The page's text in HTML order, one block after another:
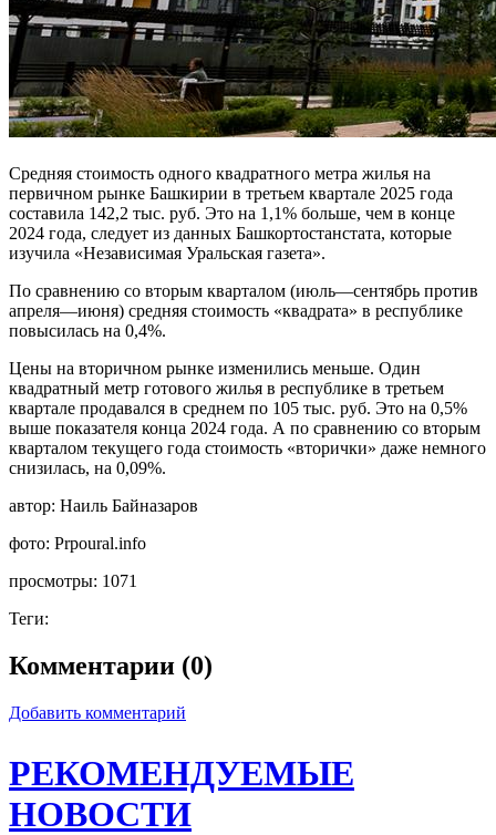
Средняя стоимость одного квадратного метра жилья на
первичном рынке Башкирии в третьем квартале 2025 года
составила 142,2 тыс. руб. Это на 1,1% больше, чем в конце
2024 года, следует из данных Башкортостанстата, которые
изучила «Независимая Уральская газета».
По сравнению со вторым кварталом (июль—сентябрь против
апреля—июня) средняя стоимость «квадрата» в республике
повысилась на 0,4%.
Цены на вторичном рынке изменились меньше. Один
квадратный метр готового жилья в республике в третьем
квартале продавался в среднем по 105 тыс. руб. Это на 0,5%
выше показателя конца 2024 года. А по сравнению со вторым
кварталом текущего года стоимость «вторички» даже немного
снизилась, на 0,09%.
автор: Наиль Байназаров
фото: Prpoural.info
просмотры: 1071
Теги:
Комментарии (0)
Добавить комментарий
РЕКОМЕНДУЕМЫЕ
НОВОСТИ